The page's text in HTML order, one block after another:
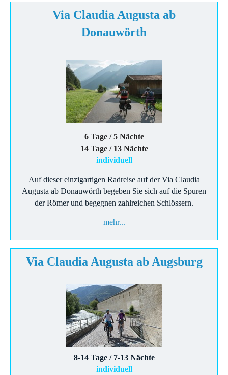
​Via Claudia Augusta ab
Donauwörth
6 Tage / 5 Nächte
14 Tage / 13 Nächte
individuell
Auf dieser einzigartigen Radreise auf der Via Claudia
Augusta ab Donauwörth begeben Sie sich auf die Spuren
der Römer und begegnen zahlreichen Schlössern.
mehr...
Via Claudia Augusta ab Augsburg
8-14 Tage / 7-13 Nächte
individuell